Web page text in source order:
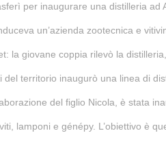
per inaugurare una distilleria ad
un’azienda zootecnica e
la giovane coppia rilevò la
territorio inaugurò una linea di
del figlio Nicola, è stata
lamponi e génépy. L’obiettivo è